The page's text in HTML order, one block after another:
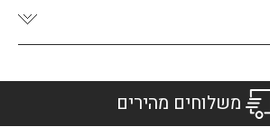
משלוחים מהירים